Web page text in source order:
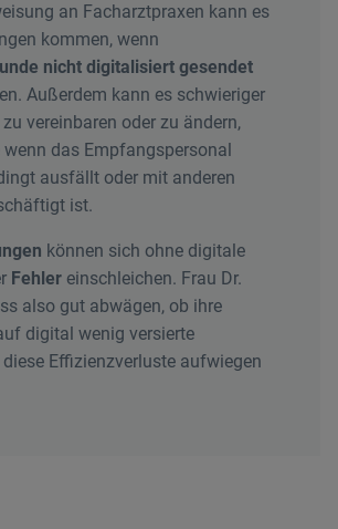
an Facharztpraxen kann es
kommen, wenn
nicht digitalisiert gesendet
Außerdem kann es schwieriger
vereinbaren oder zu ändern,
das Empfangspersonal
ausfällt oder mit anderen
ist.
können sich ohne digitale
Fehler einschleichen. Frau Dr.
also gut abwägen, ob ihre
digital wenig versierte
Effizienzverluste aufwiegen